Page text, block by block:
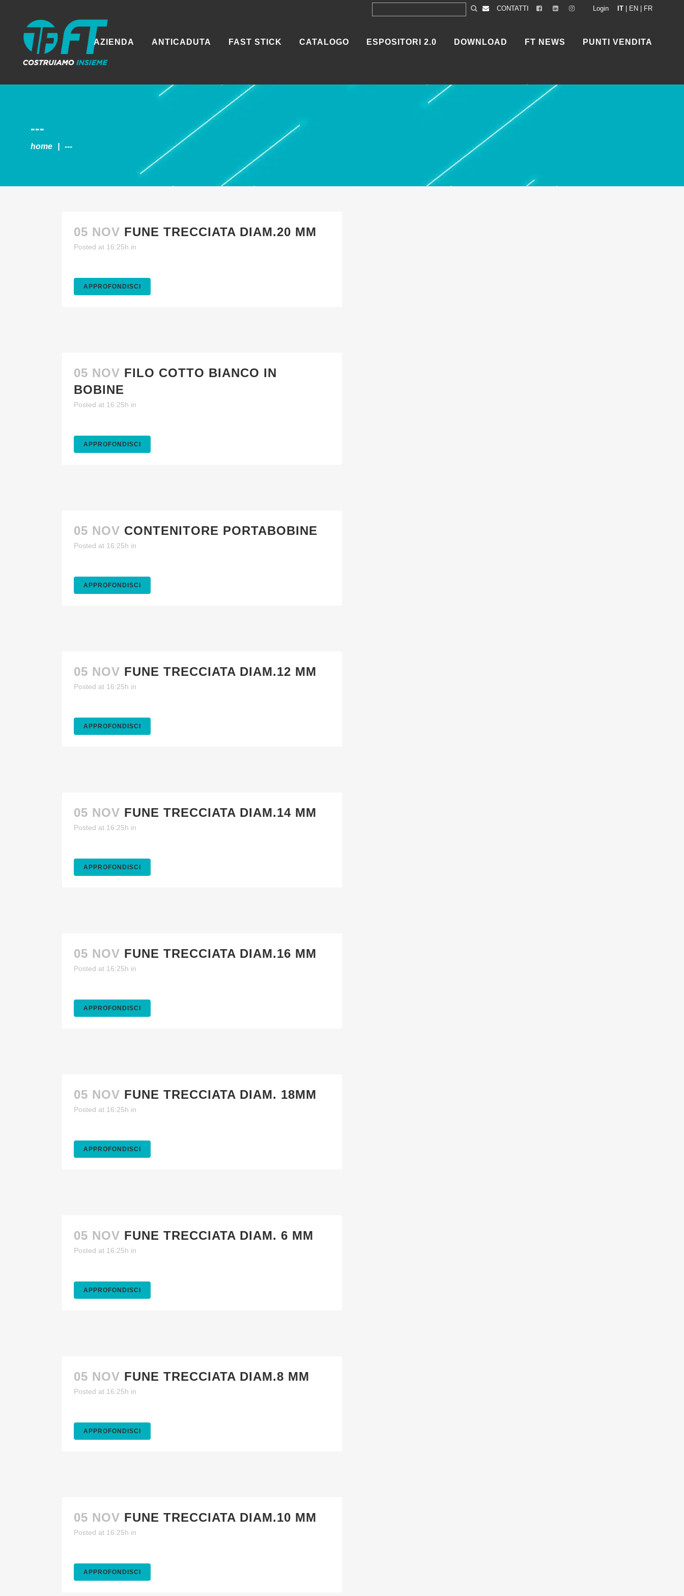
CONTATTI Login IT EN FR
AZIENDA ANTICADUTA FAST STICK CATALOGO ESPOSITORI 2.0 DOWNLOAD FT NEWS PUNTI VENDITA
---
home ---
05 NOV FUNE TRECCIATA DIAM.20 MM
Posted at 16:25h in
APPROFONDISCI
05 NOV FILO COTTO BIANCO IN
BOBINE
Posted at 16:25h in
APPROFONDISCI
05 NOV CONTENITORE PORTABOBINE
Posted at 16:25h in
APPROFONDISCI
05 NOV FUNE TRECCIATA DIAM.12 MM
Posted at 16:25h in
APPROFONDISCI
05 NOV FUNE TRECCIATA DIAM.14 MM
Posted at 16:25h in
APPROFONDISCI
05 NOV FUNE TRECCIATA DIAM.16 MM
Posted at 16:25h in
APPROFONDISCI
05 NOV FUNE TRECCIATA DIAM. 18MM
Posted at 16:25h in
APPROFONDISCI
05 NOV FUNE TRECCIATA DIAM. 6 MM
Posted at 16:25h in
APPROFONDISCI
05 NOV FUNE TRECCIATA DIAM.8 MM
Posted at 16:25h in
APPROFONDISCI
05 NOV FUNE TRECCIATA DIAM.10 MM
Posted at 16:25h in
APPROFONDISCI